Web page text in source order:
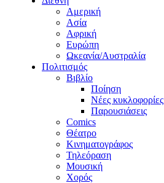
Αμερική
Ασία
Αφρική
Ευρώπη
Ωκεανία/Αυστραλία
Πολιτισμός
Βιβλίο
Ποίηση
Νέες κυκλοφορίες
Παρουσιάσεις
Comics
Θέατρο
Κινηματογράφος
Τηλεόραση
Μουσική
Χορός